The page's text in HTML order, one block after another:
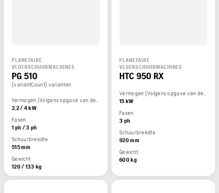
PLANETAIRE
VLOERSCHUURMACHINES
PG 510
{variantCount} varianten
Vermogen (Volgens opgave van de motorfabrikant)
2,2 / 4 kW
Fasen
1 ph / 3 ph
Schuurbreedte
515 mm
Gewicht
120 / 133 kg
PLANETAIRE
VLOERSCHUURMACHINES
HTC 950 RX
Vermogen (Volgens opgave van de motorfabrikant)
15 kW
Fasen
3 ph
Schuurbreedte
920 mm
Gewicht
600 kg